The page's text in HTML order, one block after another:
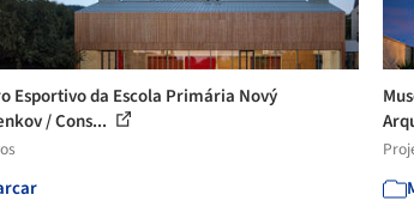
Esportivo da Escola Primária Nový
/ Cons...